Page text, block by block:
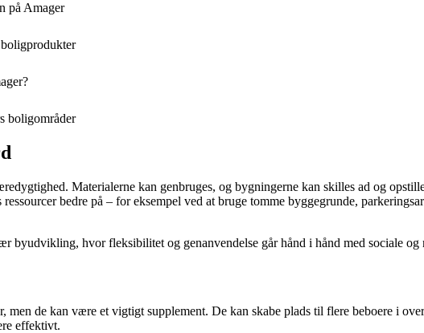
på Amager
boligområder
Materialerne kan genbruges, og bygningerne kan skilles ad og
bedre på – for eksempel ved at bruge tomme byggegrunde,
byudvikling, hvor fleksibilitet og genanvendelse går hånd i hånd med sociale
de kan være et vigtigt supplement. De kan skabe plads til flere beboere i
effektivt.